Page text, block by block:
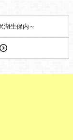
湖生保内～